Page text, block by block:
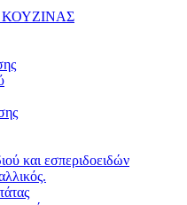
και εσπεριδοειδών